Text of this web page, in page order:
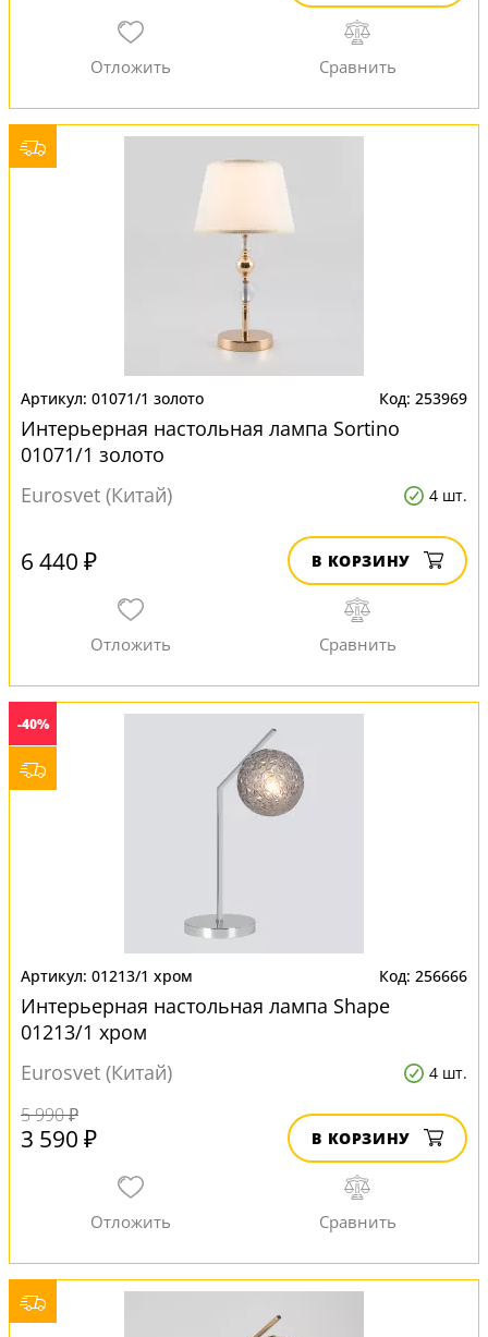
01071/1 золото 253969
Интерьерная настольная лампа Sortino
01071/1 золото
Eurosvet (Китай)
4 шт.
6 440 ₽ В КОРЗИНУ
-40%
01213/1 хром 256666
Интерьерная настольная лампа Shape
01213/1 хром
Eurosvet (Китай)
4 шт.
5 990 ₽
3 590 ₽ В КОРЗИНУ